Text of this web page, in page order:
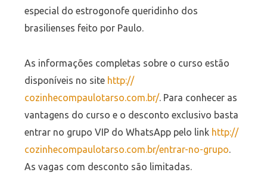
especial do estrogonofe queridinho dos
brasilienses feito por Paulo.
As informações completas sobre o curso estão
disponíveis no site http://
cozinhecompaulotarso.com.br/. Para conhecer as
vantagens do curso e o desconto exclusivo basta
entrar no grupo VIP do WhatsApp pelo link http://
cozinhecompaulotarso.com.br/entrar-no-grupo.
As vagas com desconto são limitadas.